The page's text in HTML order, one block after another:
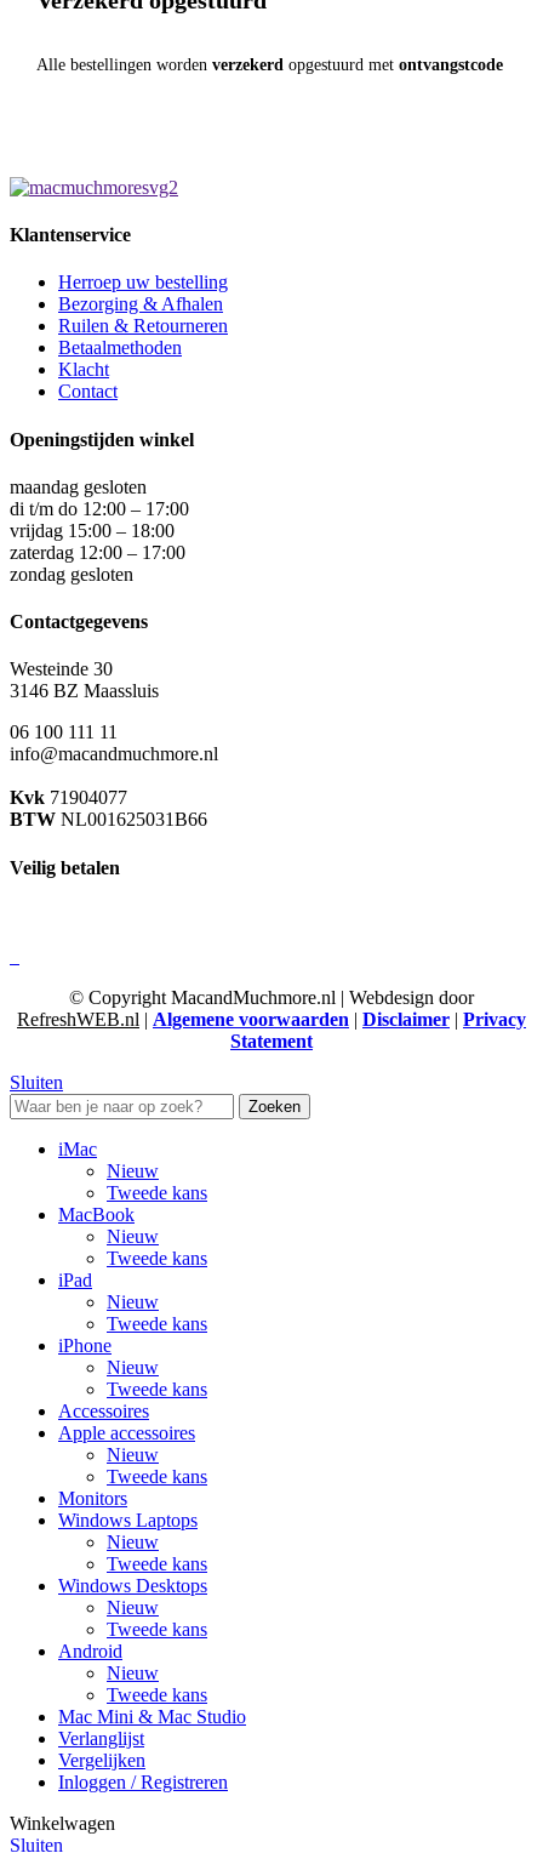
Alle bestellingen worden verzekerd opgestuurd met ontvangstcode
Klantenservice
Herroep uw bestelling
Bezorging & Afhalen
Ruilen & Retourneren
Betaalmethoden
Klacht
Contact
Openingstijden winkel
maandag gesloten
di t/m do 12:00 – 17:00
vrijdag 15:00 – 18:00
zaterdag 12:00 – 17:00
zondag gesloten
Contactgegevens
Westeinde 30
3146 BZ Maassluis
06 100 111 11
info@macandmuchmore.nl
Kvk 71904077
BTW NL001625031B66
Veilig betalen
© Copyright MacandMuchmore.nl | Webdesign door
RefreshWEB.nl | Algemene voorwaarden | Disclaimer | Privacy
Statement
Sluiten
Zoeken
iMac
Nieuw
Tweede kans
MacBook
Nieuw
Tweede kans
iPad
Nieuw
Tweede kans
iPhone
Nieuw
Tweede kans
Accessoires
Apple accessoires
Nieuw
Tweede kans
Monitors
Windows Laptops
Nieuw
Tweede kans
Windows Desktops
Nieuw
Tweede kans
Android
Nieuw
Tweede kans
Mac Mini & Mac Studio
Verlanglijst
Vergelijken
Inloggen / Registreren
Winkelwagen
Sluiten